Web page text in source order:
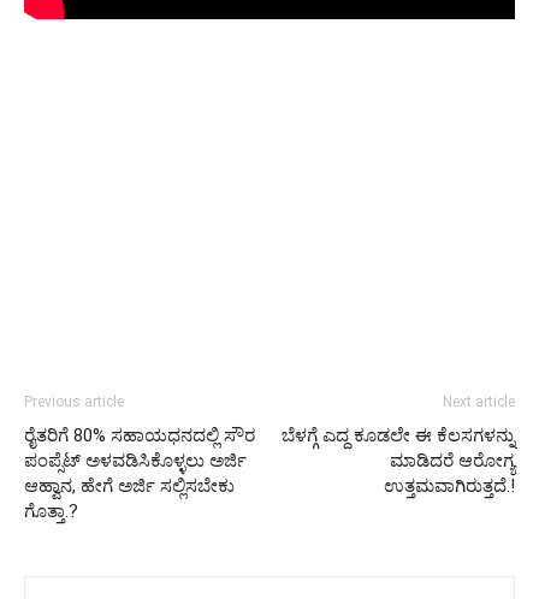
Previous article
ರೈತರಿಗೆ 80% ಸಹಾಯಧನದಲ್ಲಿ ಸೌರ
ಪಂಪ್ಸೆಟ್ ಅಳವಡಿಸಿಕೊಳ್ಳಲು ಅರ್ಜಿ
ಆಹ್ವಾನ, ಹೇಗೆ ಅರ್ಜಿ ಸಲ್ಲಿಸಬೇಕು
ಗೊತ್ತಾ.?
Next article
ಬೆಳಗ್ಗೆ ಎದ್ದ ಕೂಡಲೇ ಈ ಕೆಲಸಗಳನ್ನು
ಮಾಡಿದರೆ ಆರೋಗ್ಯ
ಉತ್ತಮವಾಗಿರುತ್ತದೆ.!